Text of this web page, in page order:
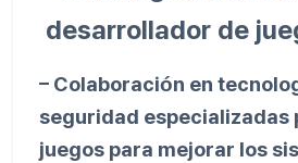
desarrollador de
– Colaboración en
seguridad especializadas
juegos para mejorar los